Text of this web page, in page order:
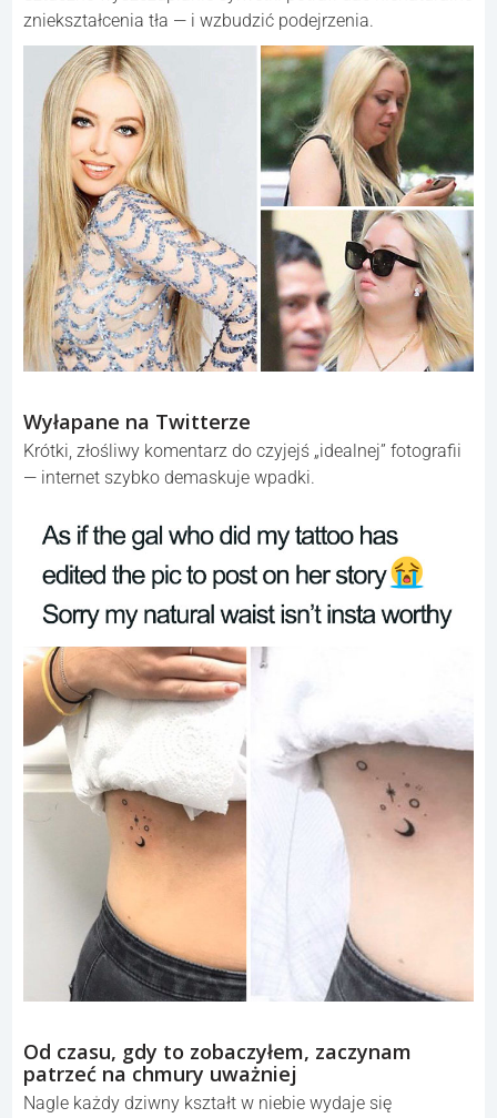
zniekształcenia tła — i wzbudzić podejrzenia.
Wyłapane na Twitterze
Krótki, złośliwy komentarz do czyjejś „idealnej” fotografii
— internet szybko demaskuje wpadki.
Od czasu, gdy to zobaczyłem, zaczynam
patrzeć na chmury uważniej
Nagle każdy dziwny kształt w niebie wydaje się